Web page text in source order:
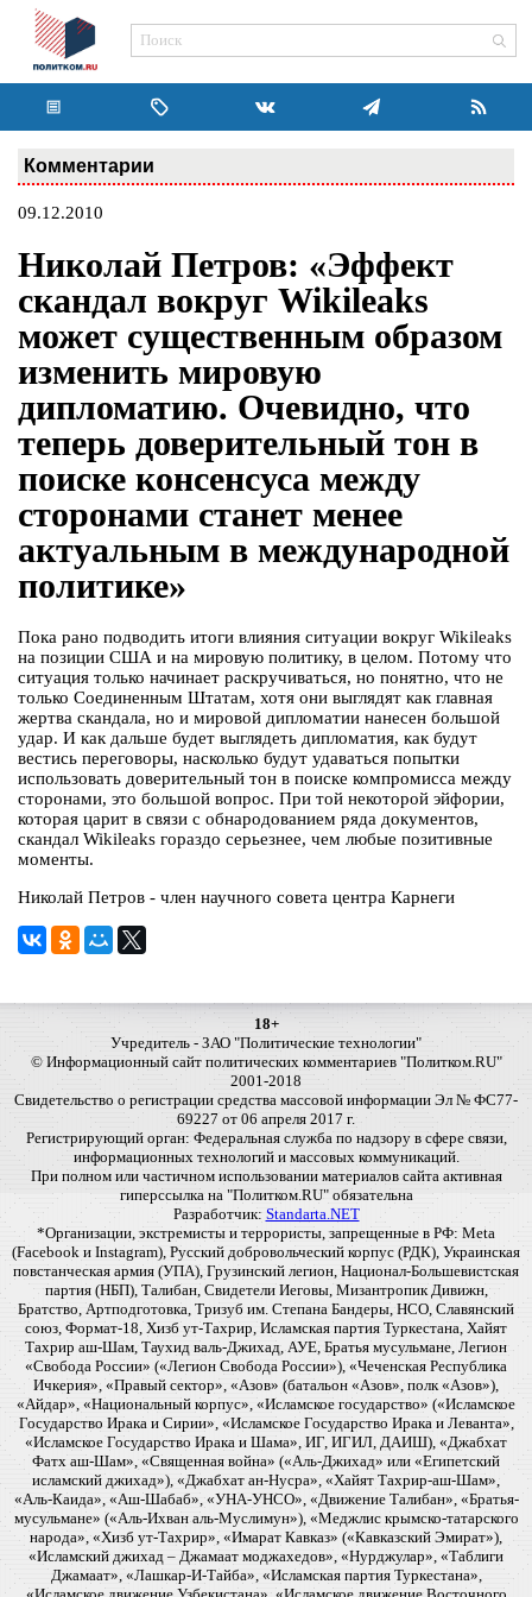
Комментарии
09.12.2010
Николай Петров: «Эффект
скандал вокруг Wikileaks
может существенным образом
изменить мировую
дипломатию. Очевидно, что
теперь доверительный тон в
поиске консенсуса между
сторонами станет менее
актуальным в международной
политике»
Пока рано подводить итоги влияния ситуации вокруг Wikileaks
на позиции США и на мировую политику, в целом. Потому что
ситуация только начинает раскручиваться, но понятно, что не
только Соединенным Штатам, хотя они выглядят как главная
жертва скандала, но и мировой дипломатии нанесен большой
удар. И как дальше будет выглядеть дипломатия, как будут
вестись переговоры, насколько будут удаваться попытки
использовать доверительный тон в поиске компромисса между
сторонами, это большой вопрос. При той некоторой эйфории,
которая царит в связи с обнародованием ряда документов,
скандал Wikileaks гораздо серьезнее, чем любые позитивные
моменты.
Николай Петров - член научного совета центра Карнеги
18+
Учредитель - ЗАО "Политические технологии"
© Информационный сайт политических комментариев "Политком.RU"
2001-2018
Свидетельство о регистрации средства массовой информации Эл № ФС77-
69227 от 06 апреля 2017 г.
Регистрирующий орган: Федеральная служба по надзору в сфере связи,
информационных технологий и массовых коммуникаций.
При полном или частичном использовании материалов сайта активная
гиперссылка на "Политком.RU" обязательна
Разработчик: Standarta.NET
*Организации, экстремисты и террористы, запрещенные в РФ: Meta
(Facebook и Instagram), Русский добровольческий корпус (РДК), Украинская
повстанческая армия (УПА), Грузинский легион, Национал-Большевистская
партия (НБП), Талибан, Свидетели Иеговы, Мизантропик Дивижн,
Братство, Артподготовка, Тризуб им. Степана Бандеры, НСО, Славянский
союз, Формат-18, Хизб ут-Тахрир, Исламская партия Туркестана, Хайят
Тахрир аш-Шам, Таухид валь-Джихад, АУЕ, Братья мусульмане, Легион
«Свобода России» («Легион Свобода России»), «Чеченская Республика
Ичкерия», «Правый сектор», «Азов» (батальон «Азов», полк «Азов»),
«Айдар», «Национальный корпус», «Исламское государство» («Исламское
Государство Ирака и Сирии», «Исламское Государство Ирака и Леванта»,
«Исламское Государство Ирака и Шама», ИГ, ИГИЛ, ДАИШ), «Джабхат
Фатх аш-Шам», «Священная война» («Аль-Джихад» или «Египетский
исламский джихад»), «Джабхат ан-Нусра», «Хайят Тахрир-аш-Шам»,
«Аль-Каида», «Аш-Шабаб», «УНА-УНСО», «Движение Талибан», «Братья-
мусульмане» («Аль-Ихван аль-Муслимун»), «Меджлис крымско-татарского
народа», «Хизб ут-Тахрир», «Имарат Кавказ» («Кавказский Эмират»),
«Исламский джихад – Джамаат моджахедов», «Нурджулар», «Таблиги
Джамаат», «Лашкар-И-Тайба», «Исламская партия Туркестана»,